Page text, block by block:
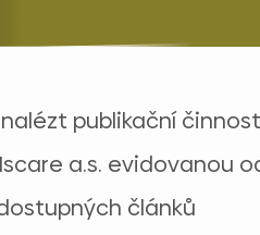
publikační činnost
a.s. evidovanou
článků